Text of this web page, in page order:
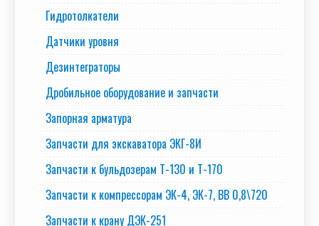
Гидротолкатели
Датчики уровня
Дезинтеграторы
Дробильное оборудование и запчасти
Запорная арматура
Запчасти для экскаватора ЭКГ-8И
Запчасти к бульдозерам Т-130 и Т-170
Запчасти к компрессорам ЭК-4, ЭК-7, ВВ 0,8\720
Запчасти к крану ДЭК-251